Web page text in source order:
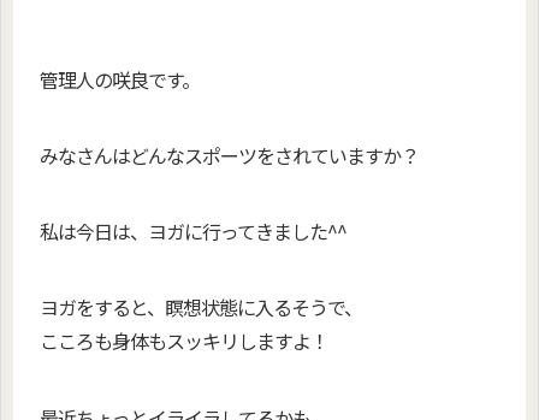
管理人の咲良です。
みなさんはどんなスポーツをされていますか？
私は今日は、ヨガに行ってきました^^
ヨガをすると、瞑想状態に入るそうで、
こころも身体もスッキリしますよ！